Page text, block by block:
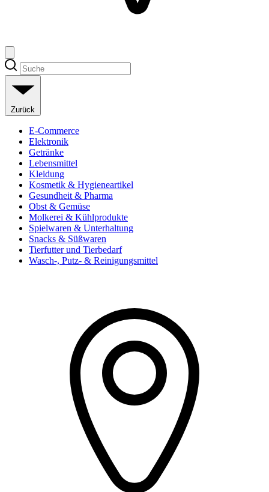
Zurück
E-Commerce
Elektronik
Getränke
Lebensmittel
Kleidung
Kosmetik & Hygieneartikel
Gesundheit & Pharma
Obst & Gemüse
Molkerei & Kühlprodukte
Spielwaren & Unterhaltung
Snacks & Süßwaren
Tierfutter und Tierbedarf
Wasch-, Putz- & Reinigungsmittel